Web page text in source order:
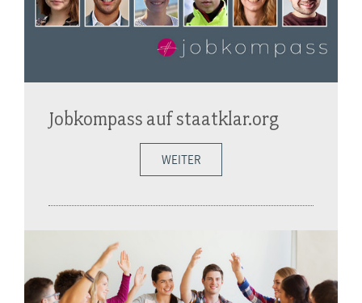
Jobkompass auf staatklar.org
WEITER